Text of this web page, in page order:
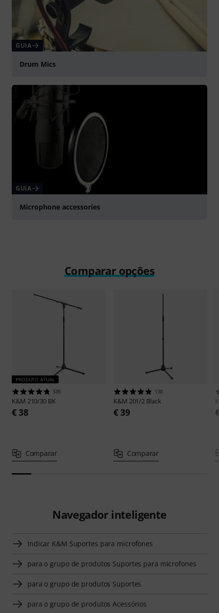
GUIA
Drum Mics
GUIA
Microphone accessories
Comparar opções
PRODUTO ATUAL
585
K&M 210/30 BK
€ 38
Comparar
130
K&M 201/2 Black
€ 39
Comparar
Navegador inteligente
Indicar K&M Suportes para microfones
para o grupo de produtos Suportes para microfones
para o grupo de produtos Suportes
para o grupo de produtos Acessórios